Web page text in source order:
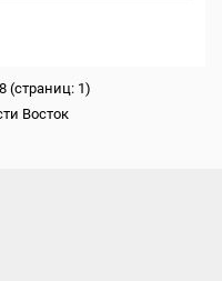
(страниц: 1)
Восток